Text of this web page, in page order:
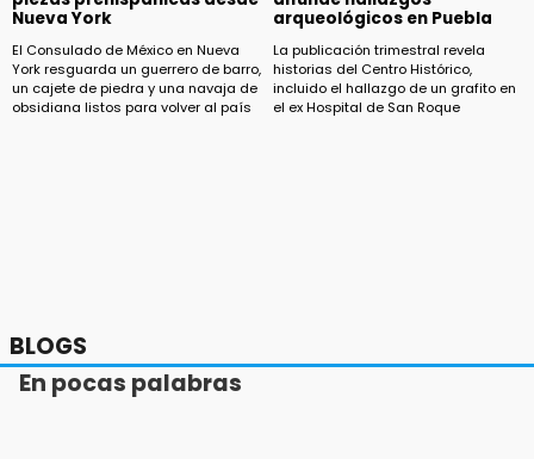
Nueva York
El Consulado de México en Nueva
York resguarda un guerrero de barro,
un cajete de piedra y una navaja de
obsidiana listos para volver al país
arqueológicos en Puebla
La publicación trimestral revela
historias del Centro Histórico,
incluido el hallazgo de un grafito en
el ex Hospital de San Roque
BLOGS
En pocas palabras